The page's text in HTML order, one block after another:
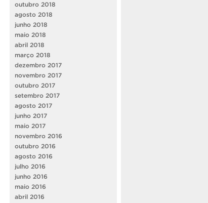
outubro 2018
agosto 2018
junho 2018
maio 2018
abril 2018
março 2018
dezembro 2017
novembro 2017
outubro 2017
setembro 2017
agosto 2017
junho 2017
maio 2017
novembro 2016
outubro 2016
agosto 2016
julho 2016
junho 2016
maio 2016
abril 2016